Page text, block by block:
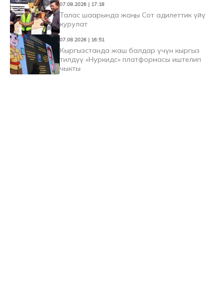
07.08.2026 | 17:18
Талас шаарында жаңы Сот адилеттик үйү
курулат
07.08.2026 | 16:51
Кыргызстанда жаш балдар үчүн кыргыз
тилдүү «Нуркидс» платформасы иштелип
чыкты